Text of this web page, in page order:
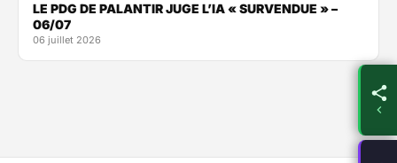
LE PDG DE PALANTIR JUGE L’IA « SURVENDUE » –
06/07
06 juillet 2026